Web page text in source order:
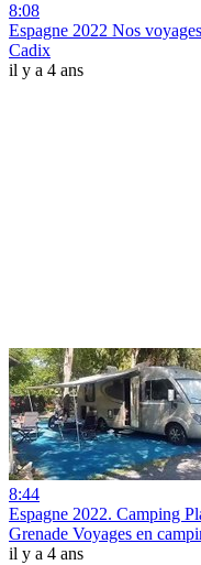
8:08
Espagne 2022 Nos
Cadix
il y a 4 ans
8:44
Espagne 2022. Camping
Grenade Voyages en
il y a 4 ans